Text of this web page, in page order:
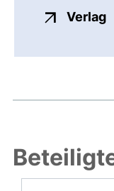
Verlag